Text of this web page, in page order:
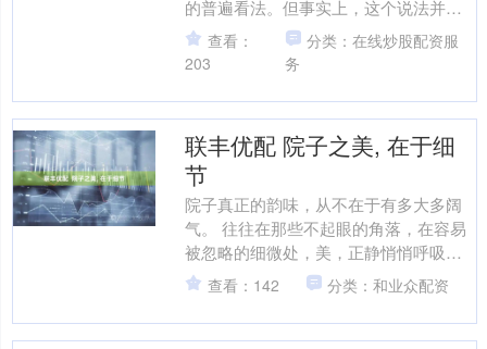
的普遍看法。但事实上，这个说法并不
完全准确，“唯一住房”并非绝对不能强制
执行。 法律保....
查看：
203
分类：在线炒股配资服
务
联丰优配 院子之美, 在于细
节
院子真正的韵味，从不在于有多大多阔
气。 往往在那些不起眼的角落，在容易
被忽略的细微处，美，正静悄悄呼吸
着，生长着。 俯下身，慢下心，才能触
到那一份踏实而绵长的温....
查看：142 分类：和业众配资